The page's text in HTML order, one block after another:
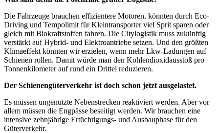
Die Fahrzeuge brauchen effizientere Motoren, könnten durch Eco-
Driving und Tempolimit für Kleintransporter viel Sprit sparen oder
gleich mit Biokraftstoffen fahren. Die Citylogistik muss zukünftig
verstärkt auf Hybrid- und Elektroantriebe setzen. Und den größten
Klimaeffekt könnten wir erzielen, wenn mehr Lkw-Ladungen auf
Schienen rollen. Damit würde man den Kohlendioxidausstoß pro
Tonnenkilometer auf rund ein Drittel reduzieren.
Der Schienengüterverkehr ist doch schon jetzt ausgelastet.
Es müssen ungenutzte Nebenstrecken reaktiviert werden. Aber vor
allem müssen die Engpässe beseitigt werden. Wir brauchen eine
intensive zehnjährige Ertüchtigungs- und Ausbauphase für den
Güterverkehr.